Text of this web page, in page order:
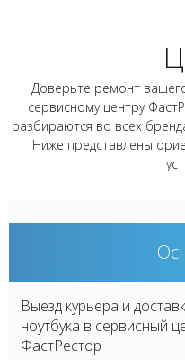
Доверьте ремонт
сервисному центру
разбираются во всех
Ниже представлены
Выезд курьера и
ноутбука в сервисный
ФастРестор